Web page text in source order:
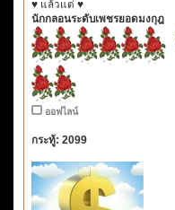
♥ แล้วแต่ ♥
นักกลอนระดับเพชรยอดมงกุฎ
ออฟไลน์
กระทู้: 2099